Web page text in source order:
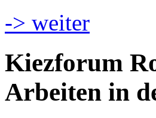
-> weiter
Kiezforum
Arbeiten in